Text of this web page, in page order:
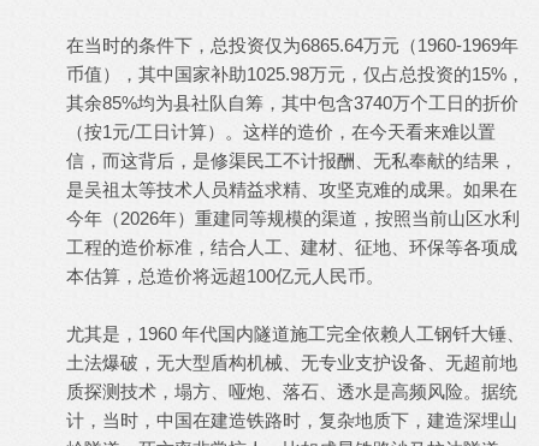
在当时的条件下，总投资仅为6865.64万元（1960-1969年
币值），其中国家补助1025.98万元，仅占总投资的15%，
其余85%均为县社队自筹，其中包含3740万个工日的折价
（按1元/工日计算）。这样的造价，在今天看来难以置
信，而这背后，是修渠民工不计报酬、无私奉献的结果，
是吴祖太等技术人员精益求精、攻坚克难的成果。如果在
今年（2026年）重建同等规模的渠道，按照当前山区水利
工程的造价标准，结合人工、建材、征地、环保等各项成
本估算，总造价将远超100亿元人民币。
尤其是，1960 年代国内隧道施工完全依赖人工钢钎大锤、
土法爆破，无大型盾构机械、无专业支护设备、无超前地
质探测技术，塌方、哑炮、落石、透水是高频风险。据统
计，当时，中国在建造铁路时，复杂地质下，建造深埋山